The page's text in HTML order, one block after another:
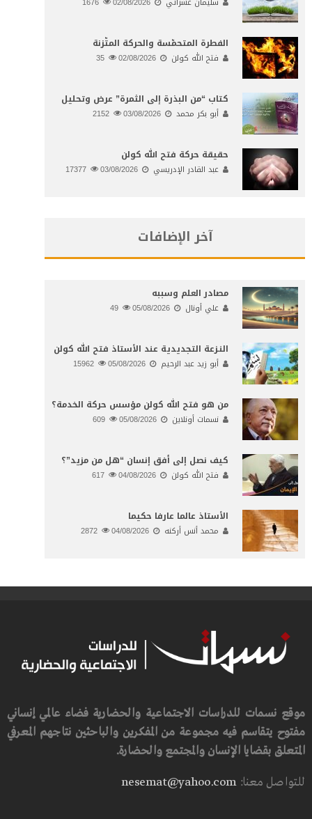
الفطرة المتحمّسة والحركة المتّزنة
فتح الله كولن 02/08/2026
كتاب “من البذرة إلى الثمرة” عرض وتحليل
أبو بكر محمد 03/08/2026
حقيقة حركة فتح الله كولن
عبد القادر الإدريسي 03/08/2026
آخر الإضافات
مصادر العلم وسببه
علي أونال 05/08/2026
النـزعة التجديدية عند الأستاذ فتح الله كولن
أبو زيد عبد الرحيم 05/08/2026
من هو فتح الله كولن مؤسس حركة الخدمة؟
نسمات أونلاين 05/08/2026
كيف نصل إلى أفق إنسان “هل من مزيد”؟
فتح الله كولن 04/08/2026
الأستاذ عالما عارفا حكيما
محمد أنس أركنه 04/08/2026
موقع نسمات للدراسات الاجتماعية والحضارية فضاء عالمي إنساني
مفتوح يتقاسم فيه مجموعة من المفكرين والباحثين نتاجهم المعرفي
المتعلق بقضايا الإنسان والمجتمع والحضارة.
للتواصل معنا:nesemat@yahoo.com